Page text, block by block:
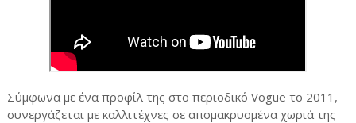
Σύμφωνα με ένα προφίλ της στο περιοδικό Vogue το 2011,
συνεργάζεται με καλλιτέχνες σε απομακρυσμένα χωριά της